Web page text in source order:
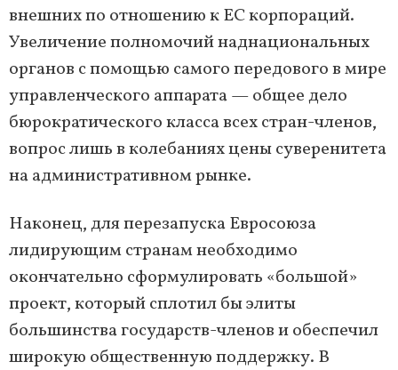
внешних по отношению к ЕС корпораций.
Увеличение полномочий наднациональных
органов с помощью самого передового в мире
управленческого аппарата — общее дело
бюрократического класса всех стран-членов,
вопрос лишь в колебаниях цены суверенитета
на административном рынке.
Наконец, для перезапуска Евросоюза
лидирующим странам необходимо
окончательно сформулировать «большой»
проект, который сплотил бы элиты
большинства государств-членов и обеспечил
широкую общественную поддержку. В